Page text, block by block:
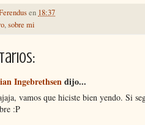
en 18:37
,sobre mi
Ingebrethsendijo...
vamos que hiciste bien yendo. Si
:P